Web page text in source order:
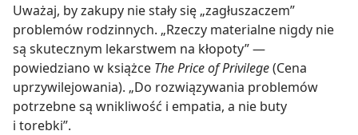
Uważaj, by zakupy nie stały się „zagłuszaczem”
problemów rodzinnych. „Rzeczy materialne nigdy nie
są skutecznym lekarstwem na kłopoty” —
powiedziano w książce The Price of Privilege(Cena
uprzywilejowania). „Do rozwiązywania problemów
potrzebne są wnikliwość i empatia, a nie buty
i torebki”.